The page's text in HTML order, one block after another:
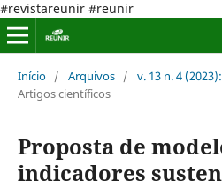
#revistareunir #reunir
Início / Arquivos / v. 13 n. 4
Artigos científicos
Proposta de
indicadores